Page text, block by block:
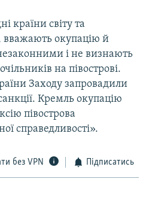
країни світу та
вважають окупацію й
і не визнають
на півострові.
Заходу запровадили
Кремль окупацію
півострова
справедливості».
без VPN Підписатись